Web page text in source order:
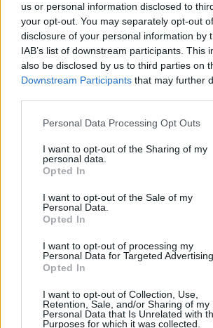
us or personal information disclosed to
your opt-out. You may separately opt-out
disclosure of your personal information by
IAB’s list of downstream participants. This
also be disclosed by us to third parties on
Downstream Participants that may further
Please note that this website/app uses one
not limited to your visit or usage behaviour.
grant or deny consent to Google and its
use your data for below specified purposes
consent section.
Personal Data Processing Opt Outs
I want to opt-out of the Sharing of my
personal data.
Opted In
I want to opt-out of the Sale of my
Personal Data.
Opted In
I want to opt-out of processing my
Personal Data for Targeted
Opted In
I want to opt-out of Collection, Use,
Retention, Sale, and/or Sharing of my
Personal Data that Is Unrelated with
Purposes for which it was collected.
keletkezhetett, a művész aláírása a fa
fel.
A holland tévéműsor lehetőséget ad az
neves hágai szakértő és műkereskedő,
állította, hogy nem volt nehéz kiszúrni az
műalkotást.